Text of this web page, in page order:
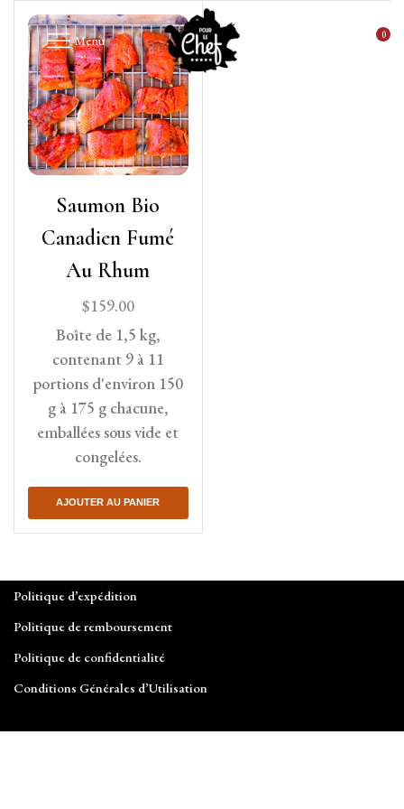
Menu 0
Saumon Bio
Canadien Fumé
Au Rhum
$159.00
Boîte de 1,5 kg,
contenant 9 à 11
portions d'environ 150
g à 175 g chacune,
emballées sous vide et
congelées.
AJOUTER AU PANIER
Politique d’expédition
Politique de remboursement
Politique de confidentialité
Conditions Générales d’Utilisation